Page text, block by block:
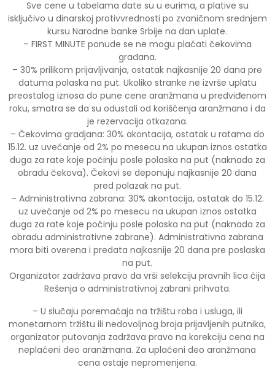
Sve cene u tabelama date su u eurima, a plative su
isključivo u dinarskoj protivvrednosti po zvaničnom srednjem
kursu Narodne banke Srbije na dan uplate.
– FIRST MINUTE ponude se ne mogu plaćati čekovima
građana.
– 30% prilikom prijavljivanja, ostatak najkasnije 20 dana pre
datuma polaska na put. Ukoliko stranke ne izvrše uplatu
preostalog iznosa do pune cene aranžmana u predviđenom
roku, smatra se da su odustali od korišćenja aranžmana i da
je rezervacija otkazana.
– Čekovima gradjana: 30% akontacija, ostatak u ratama do
15.12. uz uvećanje od 2% po mesecu na ukupan iznos ostatka
duga za rate koje počinju posle polaska na put (naknada za
obradu čekova). Čekovi se deponuju najkasnije 20 dana
pred polazak na put.
– Administrativna zabrana: 30% akontacija, ostatak do 15.12.
uz uvećanje od 2% po mesecu na ukupan iznos ostatka
duga za rate koje počinju posle polaska na put (naknada za
obradu administrativne zabrane). Administrativna zabrana
mora biti overena i predata najkasnije 20 dana pre poslaska
na put.
Organizator zadržava pravo da vrši selekciju pravnih lica čija
Rešenja o administrativnoj zabrani prihvata.
– U slučaju poremaćaja na tržištu roba i usluga, ili
monetarnom tržištu ili nedovoljnog broja prijavljenih putnika,
organizator putovanja zadržava pravo na korekciju cena na
neplaćeni deo aranžmana. Za uplaćeni deo aranžmana
cena ostaje nepromenjena.